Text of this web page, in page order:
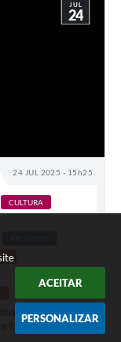
ACEITAR
PERSONALIZAR
24 JUL 2025 - 15h25
JUL
24
CULTURA
no
histórica no